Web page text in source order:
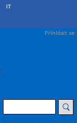
IT
User
Přihlásit se